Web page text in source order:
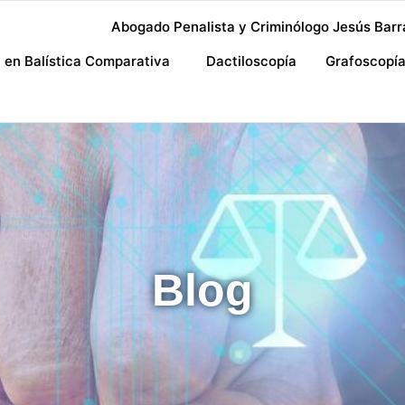
Abogado Penalista y Criminólogo Jesús
Balística Comparativa
Dactiloscopía Grafoscopía
Blog